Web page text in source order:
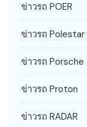
ข่าวรถ POER
ข่าวรถ Polestar
ข่าวรถ Porsche
ข่าวรถ Proton
ข่าวรถ RADAR